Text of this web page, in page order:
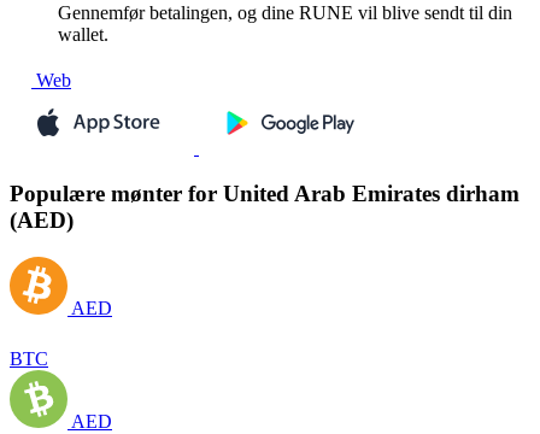
Gennemfør betalingen, og dine RUNE vil blive sendt til din
wallet.
Web
Populære mønter for United Arab Emirates dirham
(AED)
AED
BTC
AED